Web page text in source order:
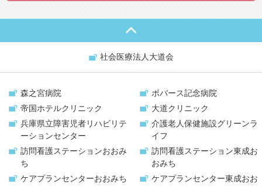
社会医療法人大道会
森之宮病院
ボバース記念病院
帝国ホテルクリニック
大道クリニック
兵庫県立障害児者リハビリテ
ーションセンター
介護老人保健施設グリーンラ
イフ
訪問看護ステーションおおみ
ち
訪問看護ステーション東成お
おみち
ケアプランセンターおおみち ケアプランセンター東成おお